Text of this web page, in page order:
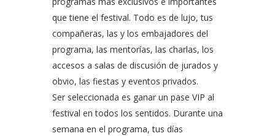
que tiene el festival. Todo es de lujo, tus
compañeras, las y los embajadores del
programa, las mentorías, las charlas, los
accesos a salas de discusión de jurados y
obvio, las fiestas y eventos privados.
Ser seleccionada es ganar un pase VIP al
festival en todos los sentidos. Durante una
semana en el programa, tus días